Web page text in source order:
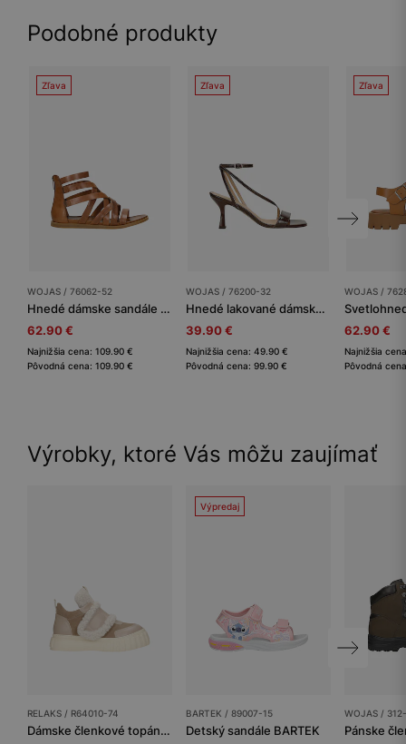
Podobné produkty
Zľava
WOJAS / 76062-52
Hnedé dámske sandále so zakrytou pätou
62.90 €
Najnižšia cena: 109.90 €
Pôvodná cena: 109.90 €
Zľava
WOJAS / 76200-32
Hnedé lakované dámske sandále s tenkými remienkami
39.90 €
Najnižšia cena: 49.90 €
Pôvodná cena: 99.90 €
Zľava
WOJAS /
62.90 €
Najnižšia
Pôvodná
Výrobky, ktoré Vás môžu zaujímať
RELAKS / R64010-74
Dámske členkové topánky RELAKS
Výpredaj
BARTEK / 89007-15
Detský sandále BARTEK
WOJAS /
Pánske